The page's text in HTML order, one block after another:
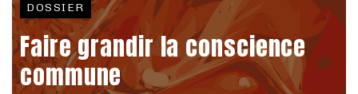
DOSSIER
Faire grandir la conscience
commune